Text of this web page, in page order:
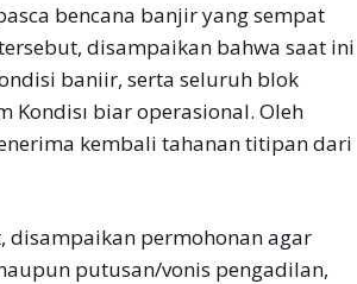
bencana banjir yang sempat
disampaikan bahwa saat ini
baniir, serta seluruh blok
biar operasional. Oleh
kembali tahanan titipan dari
disampaikan permohonan agar
putusan/vonis pengadilan,